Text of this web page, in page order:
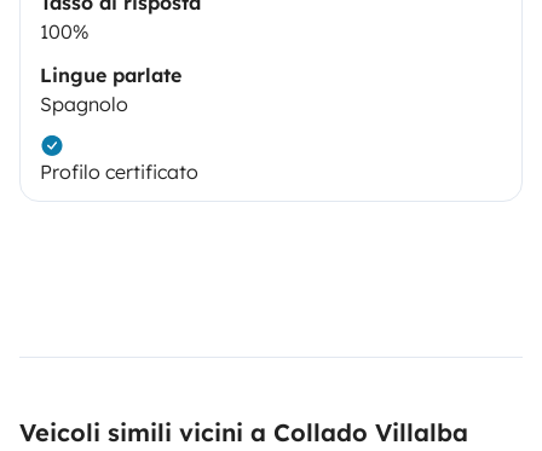
100%
Lingue parlate
Spagnolo
Profilo certificato
Veicoli simili vicini a Collado Villalba